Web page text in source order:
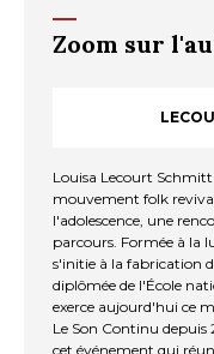
Zoom sur
Louisa Lecourt
mouvement folk
l'adolescence, une
parcours. Formée à la
s'initie à la fabrication
diplômée de l'École
exerce aujourd'hui ce
Le Son Continu depuis
cet événement qui